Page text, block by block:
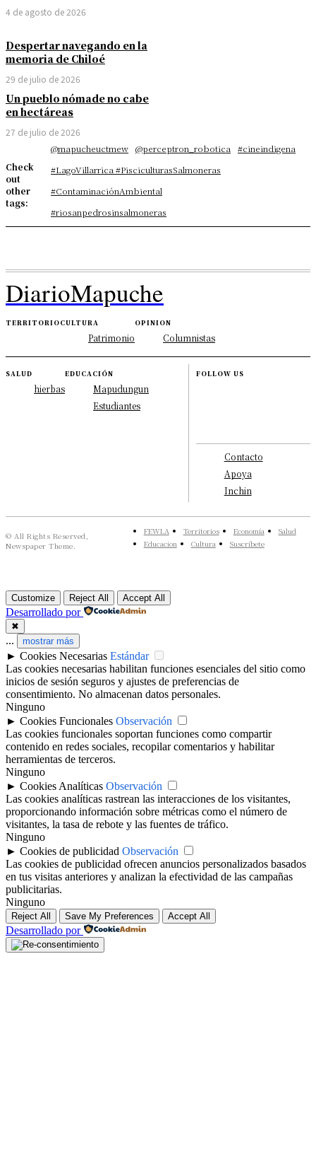
4 de agosto de 2026
Despertar navegando en la
memoria de Chiloé
29 de julio de 2026
Un pueblo nómade no cabe
en hectáreas
27 de julio de 2026
Check
out
other
tags:
@mapucheuctmew @perceptron_robotica
#cineindigena
#LagoVillarrica #PisciculturasSalmoneras
#ContaminaciónAmbiental
#riosanpedrosinsalmoneras
DiarioMapuche
TERRITORIOCULTURA
Patrimonio
OPINION
Columnistas
SALUD
hierbas
EDUCACIÓN
Mapudungun
Estudiantes
FOLLOW US
Contacto
Apoya
Inchin
© All Rights Reserved,
Newspaper Theme.
FEWLA Territorios Economía
Salud
Educacion
Cultura Suscríbete
Customize Reject All Accept All
Desarrollado por
✖
... mostrar más
► Cookies Necesarias Estándar
Las cookies necesarias habilitan funciones esenciales del sitio como
inicios de sesión seguros y ajustes de preferencias de
consentimiento. No almacenan datos personales.
Ninguno
► Cookies Funcionales Observación
Las cookies funcionales soportan funciones como compartir
contenido en redes sociales, recopilar comentarios y habilitar
herramientas de terceros.
Ninguno
► Cookies Analíticas Observación
Las cookies analíticas rastrean las interacciones de los visitantes,
proporcionando información sobre métricas como el número de
visitantes, la tasa de rebote y las fuentes de tráfico.
Ninguno
► Cookies de publicidad Observación
Las cookies de publicidad ofrecen anuncios personalizados basados
en tus visitas anteriores y analizan la efectividad de las campañas
publicitarias.
Ninguno
Reject All Save My Preferences Accept All
Desarrollado por